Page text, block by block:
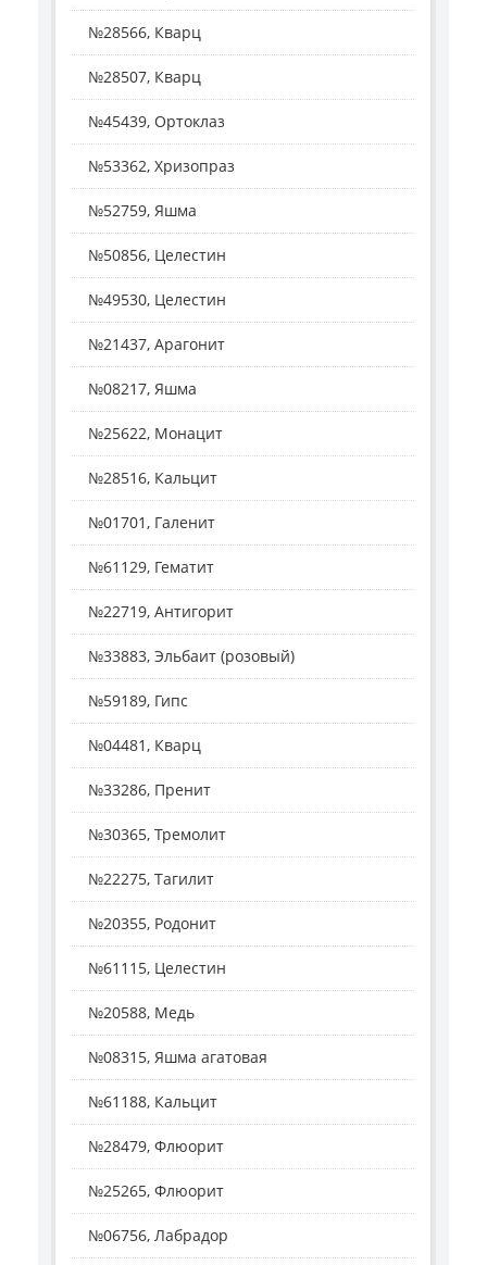
№28566, Кварц
№28507, Кварц
№45439, Ортоклаз
№53362, Хризопраз
№52759, Яшма
№50856, Целестин
№49530, Целестин
№21437, Арагонит
№08217, Яшма
№25622, Монацит
№28516, Кальцит
№01701, Галенит
№61129, Гематит
№22719, Антигорит
№33883, Эльбаит (розовый)
№59189, Гипс
№04481, Кварц
№33286, Пренит
№30365, Тремолит
№22275, Тагилит
№20355, Родонит
№61115, Целестин
№20588, Медь
№08315, Яшма агатовая
№61188, Кальцит
№28479, Флюорит
№25265, Флюорит
№06756, Лабрадор